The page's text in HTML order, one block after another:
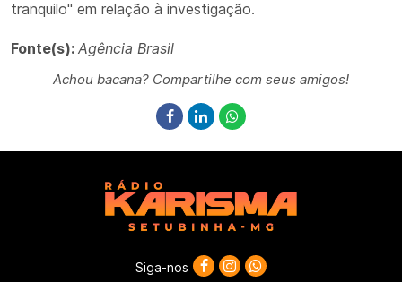
tranquilo" em relação à investigação.
Fonte(s): Agência Brasil
Achou bacana? Compartilhe com seus amigos!
Siga-nos